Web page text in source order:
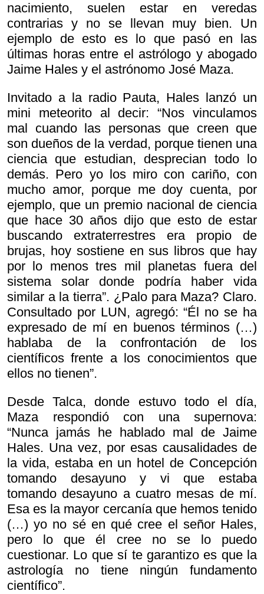
nacimiento, suelen estar en veredas
contrarias y no se llevan muy bien. Un
ejemplo de esto es lo que pasó en las
últimas horas entre el astrólogo y abogado
Jaime Hales y el astrónomo José Maza.
Invitado a la radio Pauta, Hales lanzó un
mini meteorito al decir: “Nos vinculamos
mal cuando las personas que creen que
son dueños de la verdad, porque tienen una
ciencia que estudian, desprecian todo lo
demás. Pero yo los miro con cariño, con
mucho amor, porque me doy cuenta, por
ejemplo, que un premio nacional de ciencia
que hace 30 años dijo que esto de estar
buscando extraterrestres era propio de
brujas, hoy sostiene en sus libros que hay
por lo menos tres mil planetas fuera del
sistema solar donde podría haber vida
similar a la tierra”. ¿Palo para Maza? Claro.
Consultado por LUN, agregó: “Él no se ha
expresado de mí en buenos términos (…)
hablaba de la confrontación de los
científicos frente a los conocimientos que
ellos no tienen”.
Desde Talca, donde estuvo todo el día,
Maza respondió con una supernova:
“Nunca jamás he hablado mal de Jaime
Hales. Una vez, por esas causalidades de
la vida, estaba en un hotel de Concepción
tomando desayuno y vi que estaba
tomando desayuno a cuatro mesas de mí.
Esa es la mayor cercanía que hemos tenido
(…) yo no sé en qué cree el señor Hales,
pero lo que él cree no se lo puedo
cuestionar. Lo que sí te garantizo es que la
astrología no tiene ningún fundamento
científico”.